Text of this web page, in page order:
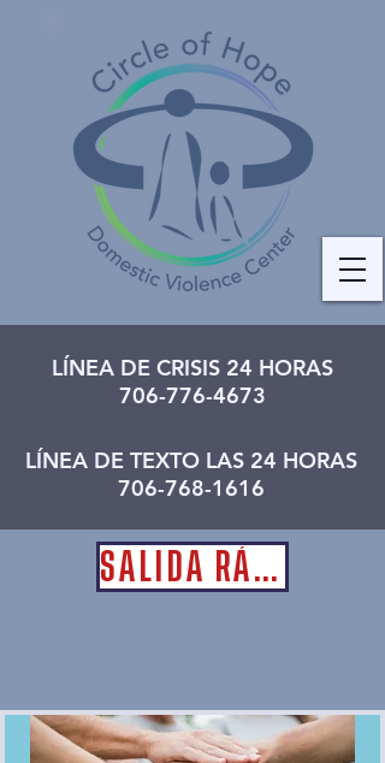
LÍNEA DE CRISIS 24 HORAS
706-776-4673
LÍNEA DE TEXTO LAS 24 HORAS
706-768-1616